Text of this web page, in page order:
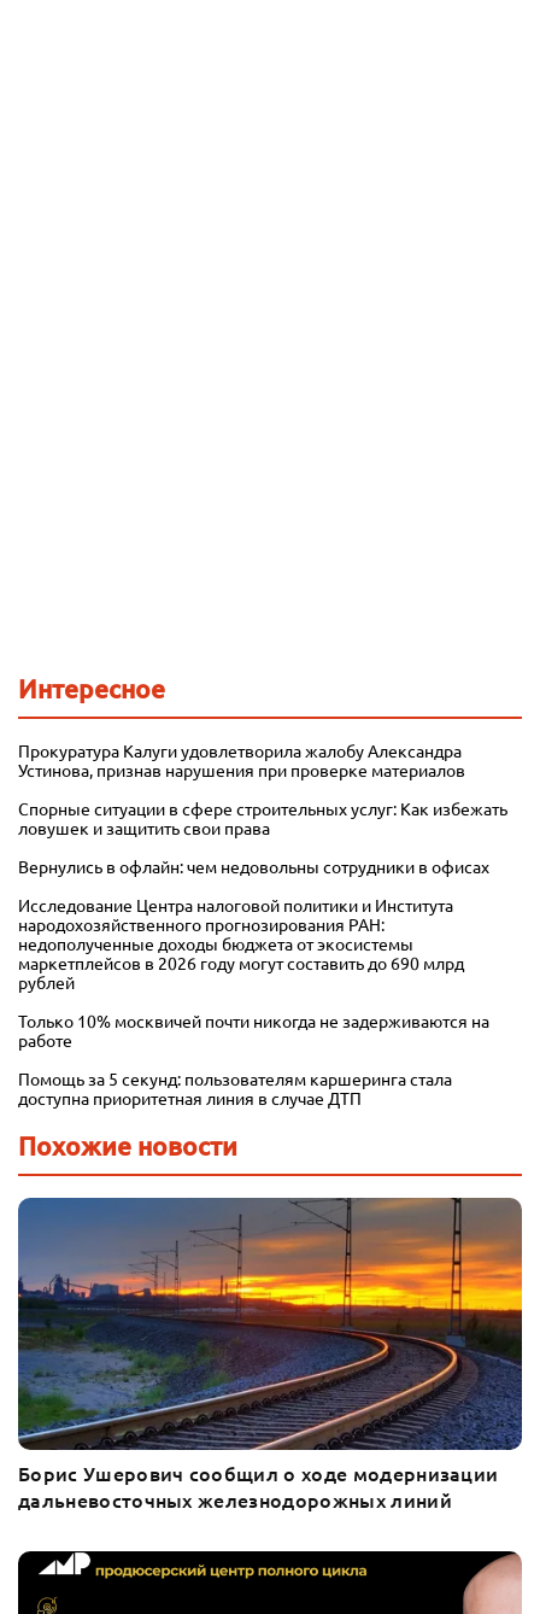
Интересное
Прокуратура Калуги удовлетворила жалобу Александра
Устинова, признав нарушения при проверке материалов
Спорные ситуации в сфере строительных услуг: Как избежать
ловушек и защитить свои права
Вернулись в офлайн: чем недовольны сотрудники в офисах
Исследование Центра налоговой политики и Института
народохозяйственного прогнозирования РАН:
недополученные доходы бюджета от экосистемы
маркетплейсов в 2026 году могут составить до 690 млрд
рублей
Только 10% москвичей почти никогда не задерживаются на
работе
Помощь за 5 секунд: пользователям каршеринга стала
доступна приоритетная линия в случае ДТП
Похожие новости
Борис Ушерович сообщил о ходе модернизации
дальневосточных железнодорожных линий